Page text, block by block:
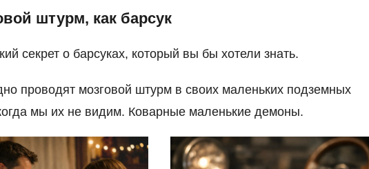
штурм, как барсук
секрет о барсуках, который вы бы хотели знать.
проводят мозговой штурм в своих маленьких подземных
мы их не видим. Коварные маленькие демоны.